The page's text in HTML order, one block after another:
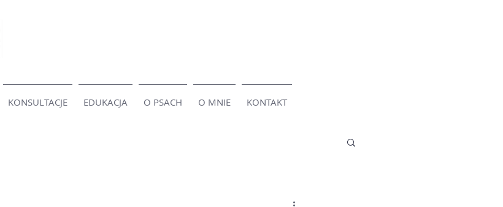
KONSULTACJE EDUKACJA O PSACH O MNIE KONTAKT